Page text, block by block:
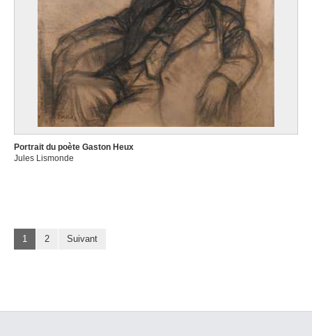
Portrait du poète Gaston Heux
Jules Lismonde
1 2 Suivant